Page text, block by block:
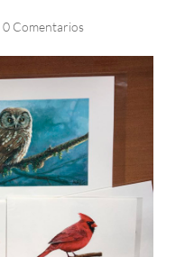
0 Comentarios